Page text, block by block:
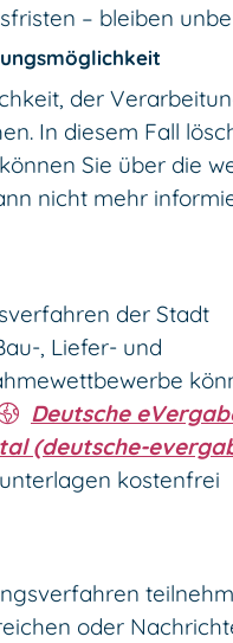
– bleiben
der
In diesem Fall
Sie über die
nicht mehr
der Stadt
, Liefer- und
Deutsche
(deutsche-
kostenfrei
oder